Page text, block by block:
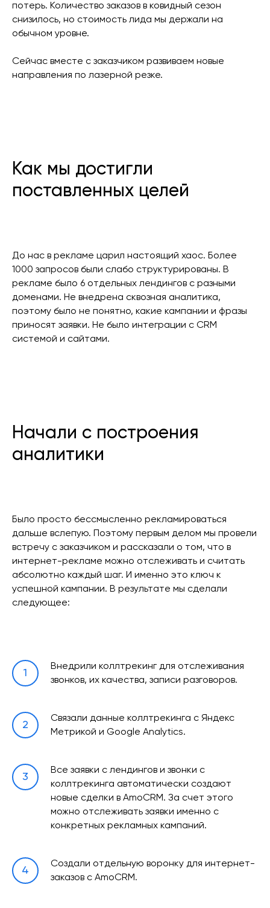
потерь. Количество заказов в ковидный сезон
снизилось, но стоимость лида мы держали на
обычном уровне.
Сейчас вместе с заказчиком развиваем новые
направления по лазерной резке.
Как мы достигли
поставленных целей
До нас в рекламе царил настоящий хаос. Более
1000 запросов были слабо структурированы. В
рекламе было 6 отдельных лендингов с разными
доменами. Не внедрена сквозная аналитика,
поэтому было не понятно, какие кампании и фразы
приносят заявки. Не было интеграции с CRM
системой и сайтами.
Начали с построения
аналитики
Было просто бессмысленно рекламироваться
дальше вслепую. Поэтому первым делом мы провели
встречу с заказчиком и рассказали о том, что в
интернет-рекламе можно отслеживать и считать
абсолютно каждый шаг. И именно это ключ к
успешной кампании. В результате мы сделали
следующее:
Внедрили коллтрекинг для отслеживания
звонков, их качества, записи разговоров.
Связали данные коллтрекинга с Яндекс
Метрикой и Google Analytics.
Все заявки с лендингов и звонки с
коллтрекинга автоматически создают
новые сделки в AmoCRM. За счет этого
можно отслеживать заявки именно с
конкретных рекламных кампаний.
Создали отдельную воронку для интернет-
заказов с AmoCRM.